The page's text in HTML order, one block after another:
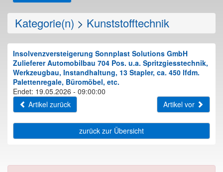
Kategorie(n) > Kunststofftechnik
Insolvenzversteigerung Sonnplast Solutions GmbH
Zulieferer Automobilbau 704 Pos. u.a. Spritzgiesstechnik,
Werkzeugbau, Instandhaltung, 13 Stapler, ca. 450 lfdm.
Palettenregale, Büromöbel, etc.
Endet: 19.05.2026 - 09:00:00
Artikel zurück
Artikel vor
zurück zur Übersicht